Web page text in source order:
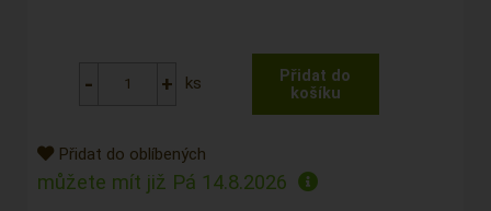
ks
Přidat do oblíbených
můžete mít již Pá 14.8.2026